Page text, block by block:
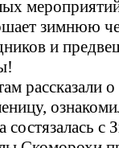
зимнюю
и
рассказали
состязалась с